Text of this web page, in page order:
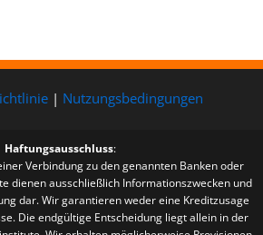
| Nutzungsbedingungen
Haftungsausschluss:
Verbindung zu den genannten Banken oder
dienen ausschließlich Informationszwecken und
dar. Wir garantieren weder eine Kreditzusage
Die endgültige Entscheidung liegt allein in der